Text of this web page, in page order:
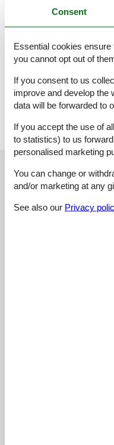
auf die Berge genießen.
Während Ihres Aufenthalts
kostenlos WLAN nutzen.
kostenlosen Zugang zum
Die Aufteilung der
Bilder vermitteln einen
Veranschaulichung.
External reviews
Consent
Essential cookies
you cannot opt out of
If you consent to us
improve and develop the
data will be forwarded to
If you accept the use of
to statistics) to us
personalised marketing
You can change or
and/or marketing at any
See also our Privacy